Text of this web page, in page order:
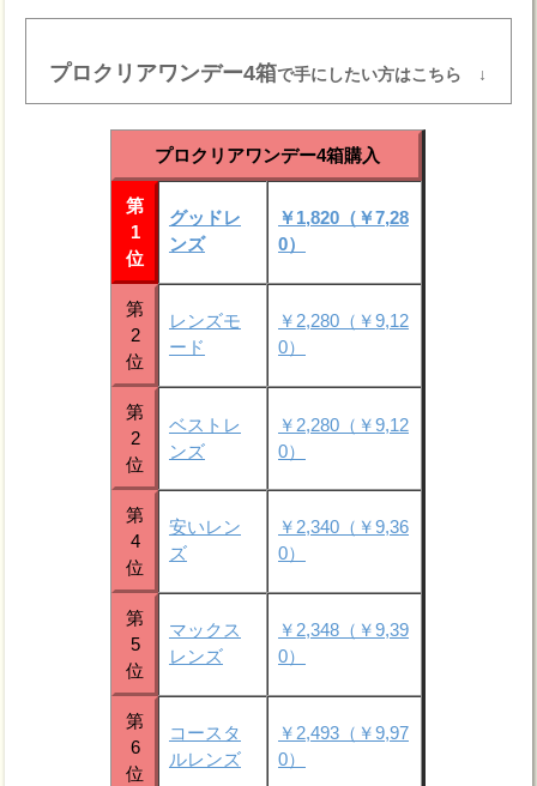
プロクリアワンデー4箱で手にしたい方はこちら ↓
プロクリアワンデー4箱購入
第
1
位
グッドレ
ンズ
￥1,820（￥7,28
0）
第
2
位
レンズモ
ード
￥2,280（￥9,12
0）
第
2
位
ベストレ
ンズ
￥2,280（￥9,12
0）
第
4
位
安いレン
ズ
￥2,340（￥9,36
0）
第
5
位
マックス
レンズ
￥2,348（￥9,39
0）
第
6
位
コースタ
ルレンズ
￥2,493（￥9,97
0）